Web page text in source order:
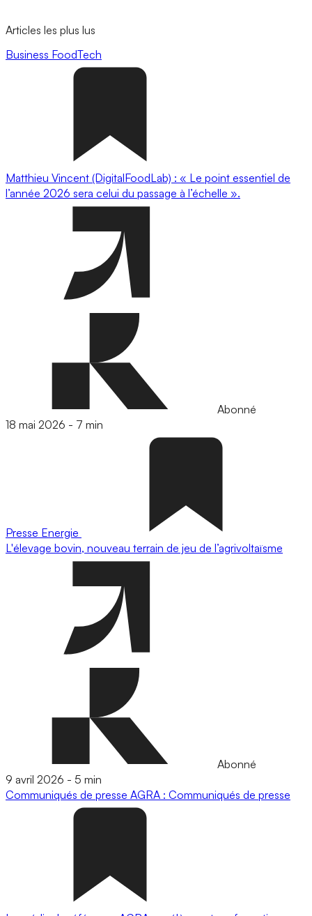
Articles les plus lus
Business FoodTech
Matthieu Vincent (DigitalFoodLab) : « Le point essentiel de
l’année 2026 sera celui du passage à l’échelle ».
Abonné
18 mai 2026 - 7 min
Presse Energie
L'élevage bovin, nouveau terrain de jeu de l’agrivoltaïsme
Abonné
9 avril 2026 - 5 min
Communiqués de presse AGRA : Communiqués de presse